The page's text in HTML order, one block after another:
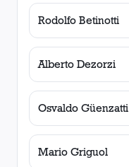
Rodolfo Betinotti
Alberto Dezorzi
Osvaldo Güenzatti
Mario Griguol